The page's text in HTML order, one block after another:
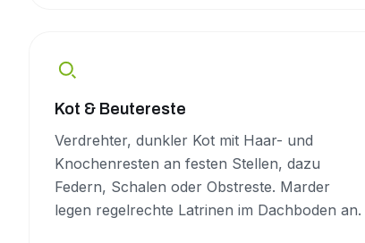
Kot & Beutereste
Verdrehter, dunkler Kot mit Haar- und
Knochenresten an festen Stellen, dazu
Federn, Schalen oder Obstreste. Marder
legen regelrechte Latrinen im Dachboden an.